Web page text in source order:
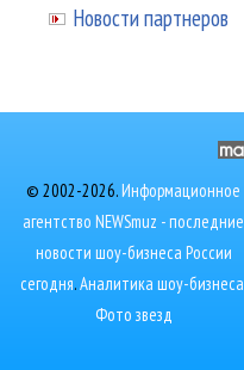
Новости партнеров
© 2002-2026.Информационное
агентство NEWSmuz - последние
новости шоу-бизнеса России
сегодня.Аналитика шоу-бизнеса
Фото звезд